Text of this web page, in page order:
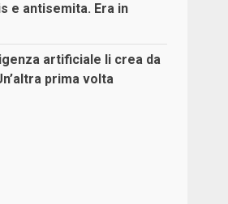
e antisemita. Era in
artificiale li crea da
prima volta